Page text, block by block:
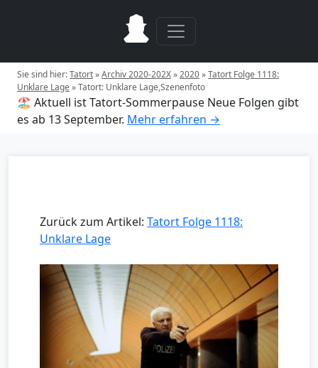
Sie sind hier:Tatort»Archiv 2020-202X»2020»Tatort Folge 1118:
Unklare Lage»Tatort: Unklare Lage,Szenenfoto
🏖️ Aktuell ist Tatort-Sommerpause Neue Folgen gibt
es ab 13 September. Mehr erfahren →
Zurück zum Artikel: Tatort Folge 1118:
Unklare Lage